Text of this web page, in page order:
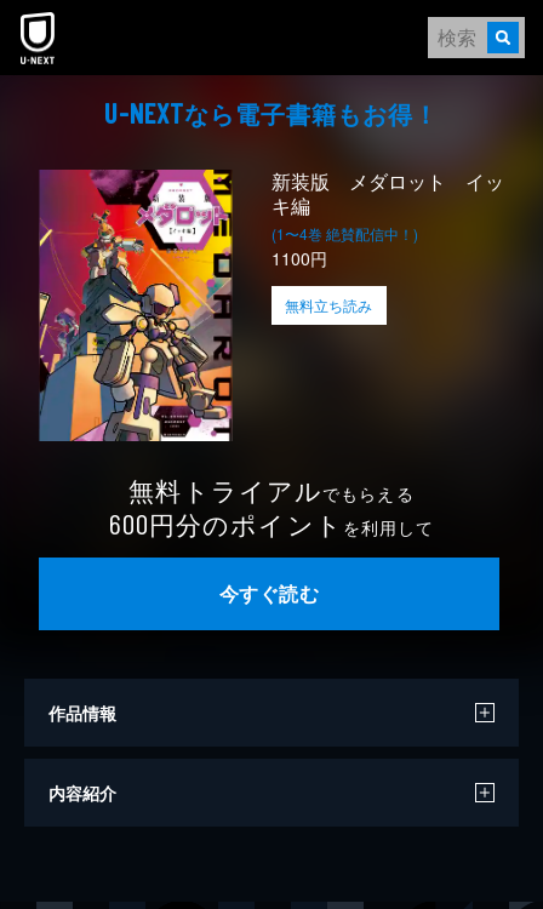
本文へスキップ
U-NEXTなら電⼦書籍もお得！
新装版 メダロット イッ
キ編
(1〜4巻 絶賛配信中！)
1100円
無料立ち読み
無料トライアルでもらえる
600円分のポイント を利用して
今すぐ読む
作品情報
著者
内容紹介